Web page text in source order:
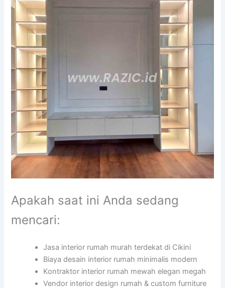
Apakah saat ini Anda sedang
mencari:
Jasa interior rumah murah terdekat di Cikini
Biaya desain interior rumah minimalis modern
Kontraktor interior rumah mewah elegan megah
Vendor interior design rumah & custom furniture